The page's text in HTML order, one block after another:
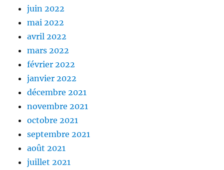
juin 2022
mai 2022
avril 2022
mars 2022
février 2022
janvier 2022
décembre 2021
novembre 2021
octobre 2021
septembre 2021
août 2021
juillet 2021